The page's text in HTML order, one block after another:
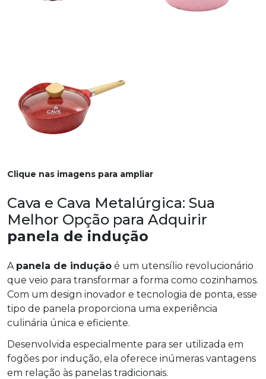
Clique nas imagens para ampliar
Cava e Cava Metalúrgica: Sua
Melhor Opção para Adquirir
panela de indução
A panela de indução é um utensílio revolucionário
que veio para transformar a forma como cozinhamos.
Com um design inovador e tecnologia de ponta, esse
tipo de panela proporciona uma experiência
culinária única e eficiente.
Desenvolvida especialmente para ser utilizada em
fogões por indução, ela oferece inúmeras vantagens
em relação às panelas tradicionais.